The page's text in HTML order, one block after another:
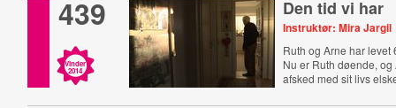
439
Vinder
2014
Den tid vi har
Instruktør: Mira Jargil
Ruth og Arne har levet
Nu er Ruth døende,
afsked med sit livs